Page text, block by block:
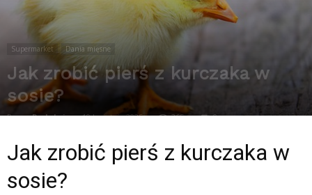
Supermarket Dania mięsne
Jak zrobić pierś z kurczaka w
sosie?
Przez Redakcja - 19 kwietnia 2025 365 0
Jak zrobić pierś z kurczaka w
sosie?